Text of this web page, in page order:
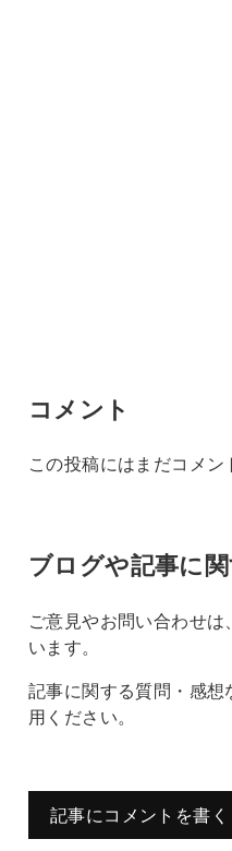
コメント
この投稿にはまだコメン
ブログや記事に
ご意見やお問い合わせ
います。
記事に関する質問・感
用ください。
記事にコメントを書く